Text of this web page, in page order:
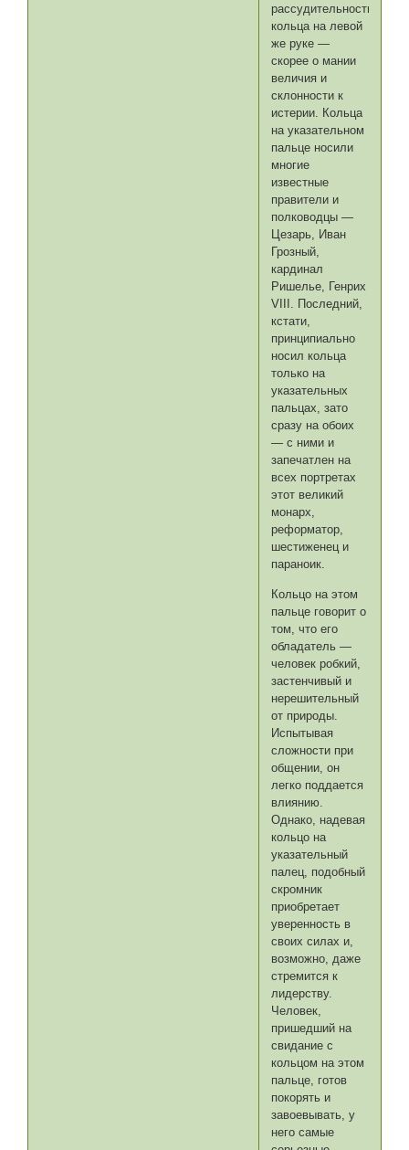
рассудительности,
кольца на левой
же руке —
скорее о мании
величия и
склонности к
истерии. Кольца
на указательном
пальце носили
многие
известные
правители и
полководцы —
Цезарь, Иван
Грозный,
кардинал
Ришелье, Генрих
VIII. Последний,
кстати,
принципиально
носил кольца
только на
указательных
пальцах, зато
сразу на обоих
— с ними и
запечатлен на
всех портретах
этот великий
монарх,
реформатор,
шестиженец и
параноик.
Кольцо на этом
пальце говорит о
том, что его
обладатель —
человек робкий,
застенчивый и
нерешительный
от природы.
Испытывая
сложности при
общении, он
легко поддается
влиянию.
Однако, надевая
кольцо на
указательный
палец, подобный
скромник
приобретает
уверенность в
своих силах и,
возможно, даже
стремится к
лидерству.
Человек,
пришедший на
свидание с
кольцом на этом
пальце, готов
покорять и
завоевывать, у
него самые